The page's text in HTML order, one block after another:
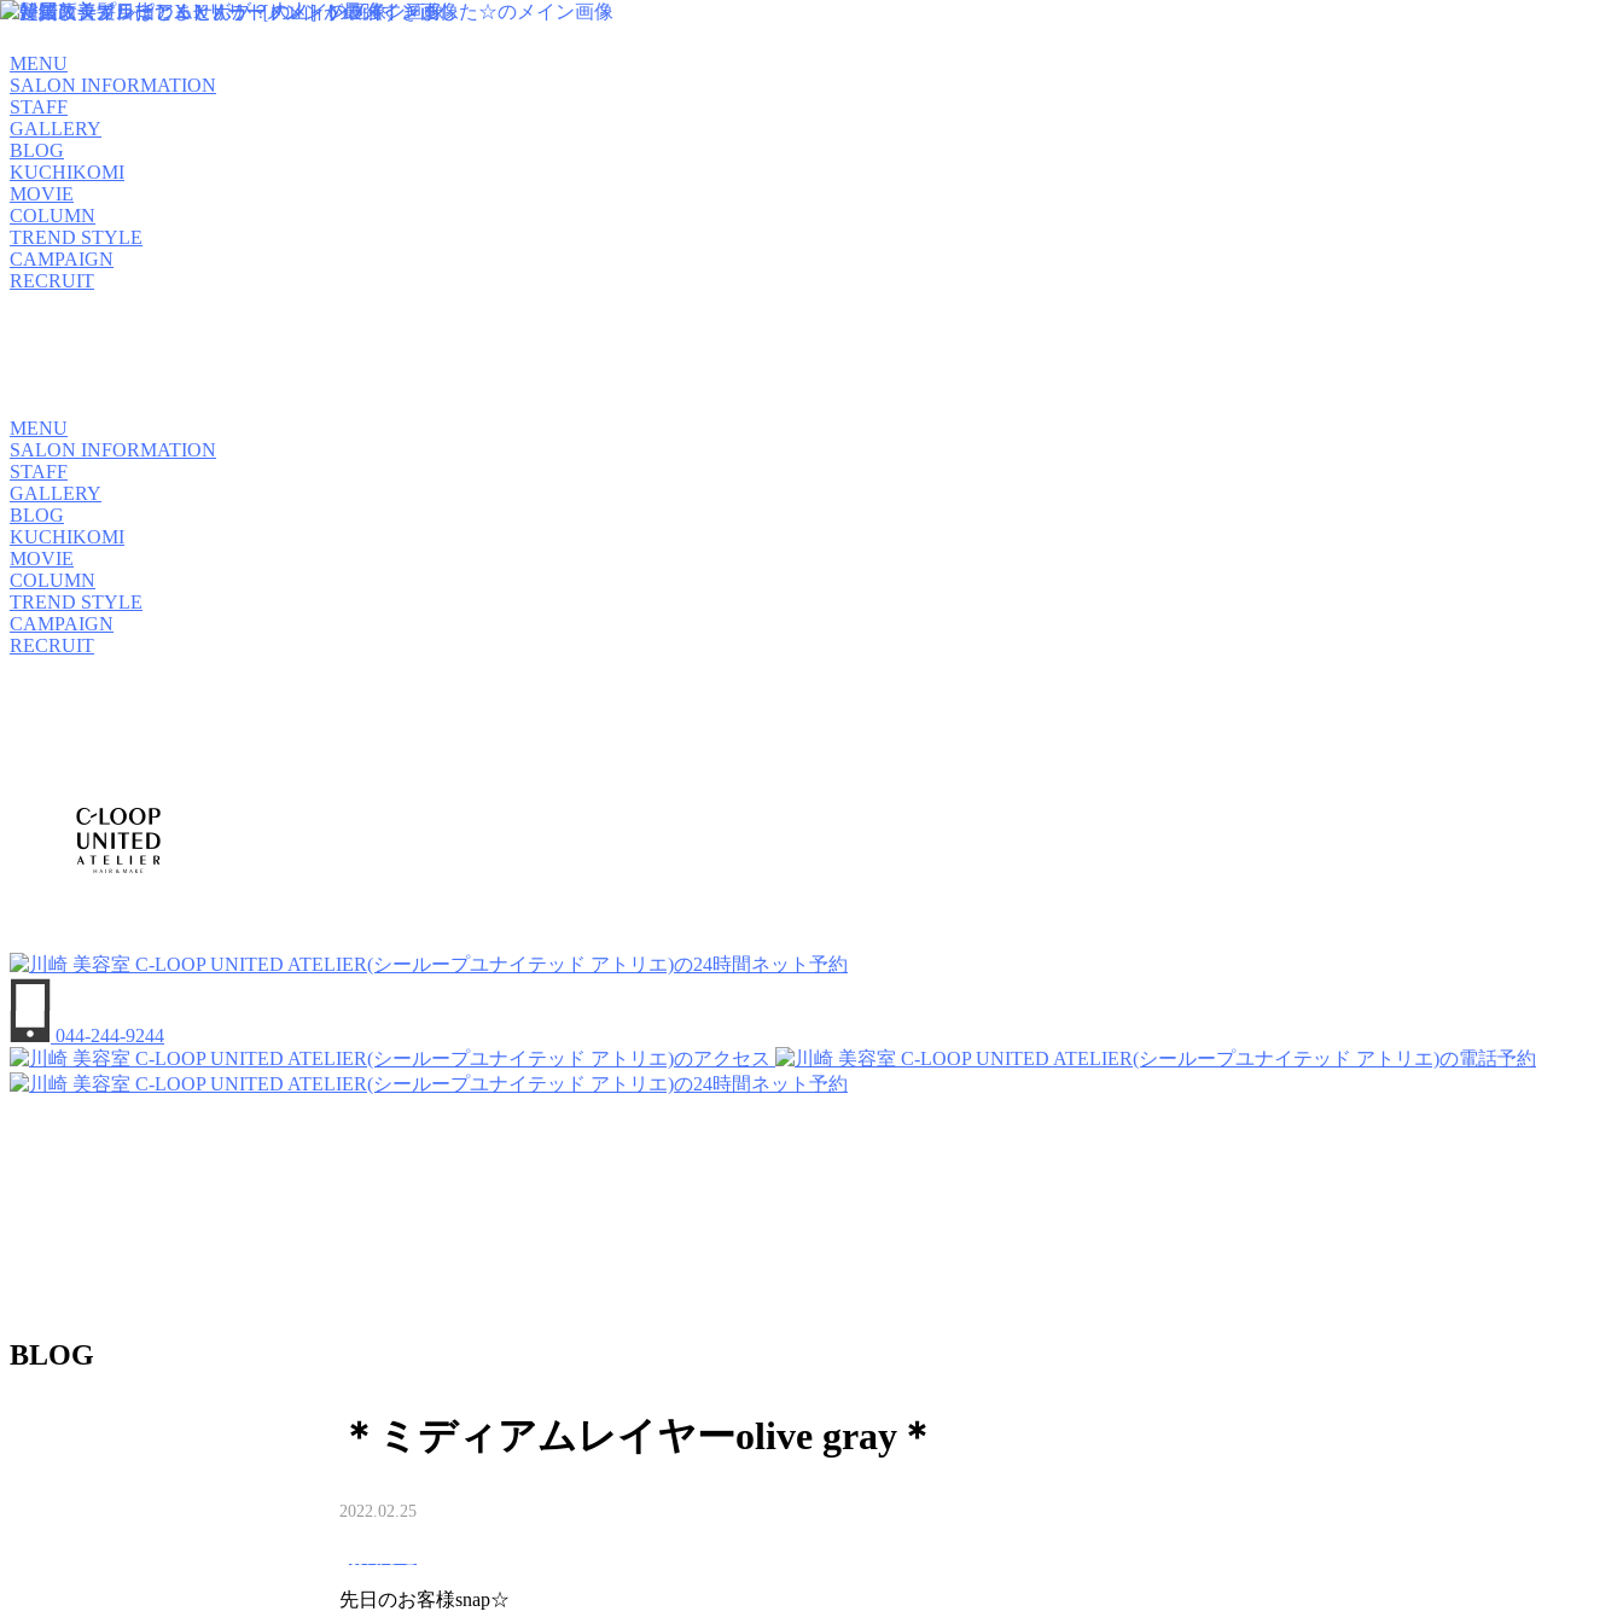
MENU
SALON INFORMATION
STAFF
GALLERY
BLOG
KUCHIKOMI
MOVIE
COLUMN
TREND STYLE
CAMPAIGN
RECRUIT
MENU
SALON INFORMATION
STAFF
GALLERY
BLOG
KUCHIKOMI
MOVIE
COLUMN
TREND STYLE
CAMPAIGN
RECRUIT
044-244-9244
BLOG
＊ミディアムレイヤーolive gray＊
2022.02.25
先日のお客様snap☆